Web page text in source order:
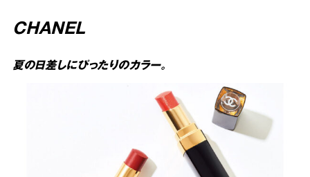
CHANEL
夏の日差しにぴったりのカラー。